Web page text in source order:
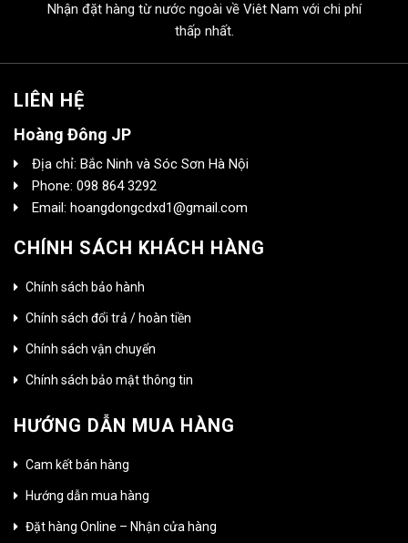
Nhận đặt hàng từ nước ngoài về Viêt Nam với chi phí
thấp nhất.
LIÊN HỆ
Hoàng Đông JP
Địa chỉ: Bắc Ninh và Sóc Sơn Hà Nội
Phone: 098 864 3292
Email: hoangdongcdxd1@gmail.com
CHÍNH SÁCH KHÁCH HÀNG
Chính sách bảo hành
Chính sách đổi trả / hoàn tiền
Chính sách vận chuyển
Chính sách bảo mật thông tin
HƯỚNG DẪN MUA HÀNG
Cam kết bán hàng
Hướng dẫn mua hàng
Đặt hàng Online – Nhận cửa hàng